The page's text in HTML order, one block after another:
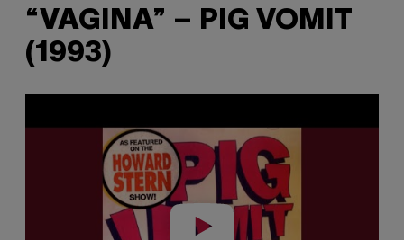
“VAGINA” – PIG VOMIT
(1993)
Play video